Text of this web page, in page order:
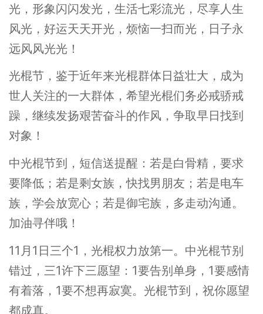
光，形象闪闪发光，生活七彩流光，尽享人生
风光，好运天天开光，烦恼一扫而光，日子永
远风风光光！
光棍节，鉴于近年来光棍群体日益壮大，成为
世人关注的一大群体，希望光棍们务必戒骄戒
躁，继续发扬艰苦奋斗的作风，争取早日找到
对象！
中光棍节到，短信送提醒：若是白骨精，要求
要降低；若是剩女族，快找男朋友；若是电车
族，学会放宽心；若是御宅族，多走动沟通。
加油寻伴哦！
11月1日三个1，光棍权力放第一。中光棍节别
错过，三1许下三愿望：1要告别单身，1要感情
有着落，1要不想再寂寞。光棍节到，祝你愿望
都成真。